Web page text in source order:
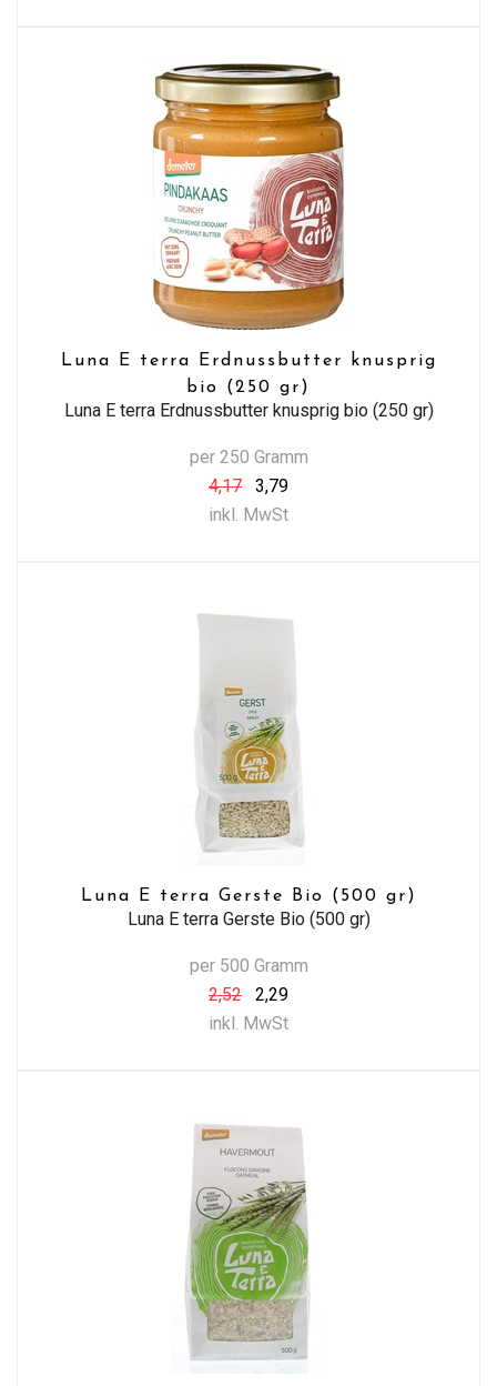
Luna E terra Erdnussbutter knusprig
bio (250 gr)
Luna E terra Erdnussbutter knusprig bio (250 gr)
per 250 Gramm
4,17
3,79
inkl. MwSt
Luna E terra Gerste Bio (500 gr)
Luna E terra Gerste Bio (500 gr)
per 500 Gramm
2,52
2,29
inkl. MwSt